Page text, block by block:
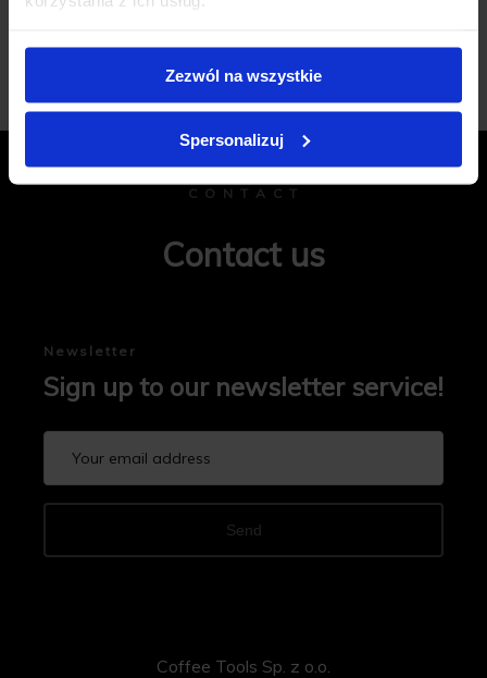
Zezwól na wszystkie
Spersonalizuj
C O N T A C T
Contact us
Newsletter
Sign up to our newsletter service!
Send
Coffee Tools Sp. z o.o.